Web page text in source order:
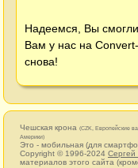
Надеемся, Вы
Вам у нас на
снова!
Чешская крона (CZK, Европейские
Америки)
Это - мобильная (для
Copyright © 1996-2024 Сергей
материалов этого сайта